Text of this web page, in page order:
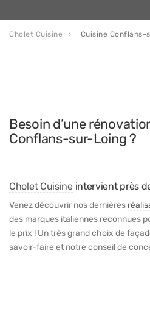
Cholet Cuisine Cuisine Conflans-
Besoin d’une
Conflans-sur-Loing ?
Cholet Cuisineintervient près
Venez découvrir nos dernières
des marques italiennes reconnues
le prix ! Un très grand choix de
savoir-faire et notre conseil de